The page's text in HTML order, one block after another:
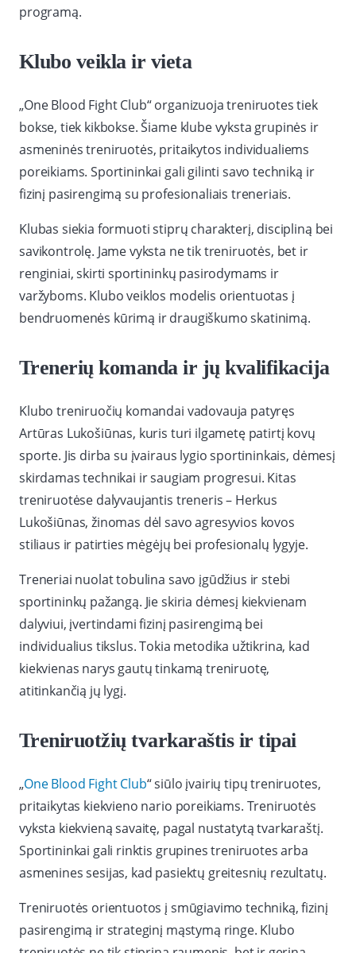
programą.
Klubo veikla ir vieta
„One Blood Fight Club“ organizuoja treniruotes tiek
bokse, tiek kikbokse. Šiame klube vyksta grupinės ir
asmeninės treniruotės, pritaikytos individualiems
poreikiams. Sportininkai gali gilinti savo techniką ir
fizinį pasirengimą su profesionaliais treneriais.
Klubas siekia formuoti stiprų charakterį, discipliną bei
savikontrolę. Jame vyksta ne tik treniruotės, bet ir
renginiai, skirti sportininkų pasirodymams ir
varžyboms. Klubo veiklos modelis orientuotas į
bendruomenės kūrimą ir draugiškumo skatinimą.
Trenerių komanda ir jų kvalifikacija
Klubo treniruočių komandai vadovauja patyręs
Artūras Lukošiūnas, kuris turi ilgametę patirtį kovų
sporte. Jis dirba su įvairaus lygio sportininkais, dėmesį
skirdamas technikai ir saugiam progresui. Kitas
treniruotėse dalyvaujantis treneris – Herkus
Lukošiūnas, žinomas dėl savo agresyvios kovos
stiliaus ir patirties mėgėjų bei profesionalų lygyje.
Treneriai nuolat tobulina savo įgūdžius ir stebi
sportininkų pažangą. Jie skiria dėmesį kiekvienam
dalyviui, įvertindami fizinį pasirengimą bei
individualius tikslus. Tokia metodika užtikrina, kad
kiekvienas narys gautų tinkamą treniruotę,
atitinkančią jų lygį.
Treniruotžių tvarkaraštis ir tipai
„One Blood Fight Club“ siūlo įvairių tipų treniruotes,
pritaikytas kiekvieno nario poreikiams. Treniruotės
vyksta kiekvieną savaitę, pagal nustatytą tvarkaraštį.
Sportininkai gali rinktis grupines treniruotes arba
asmenines sesijas, kad pasiektų greitesnių rezultatų.
Treniruotės orientuotos į smūgiavimo techniką, fizinį
pasirengimą ir strateginį mąstymą ringe. Klubo